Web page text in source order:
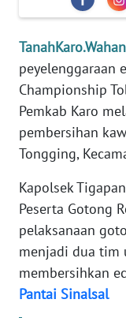
peyelenggaraan
Championship
Pemkab Karo
pembersihan
Tongging,
Kapolsek
Peserta Gotong
pelaksanaan
menjadi dua tim
membersihkan
Pantai Sinalsal
REDAKSI
KARIR
DISCLAIMER
Wahana
News
WN
SUMUT
WN
JAKARTA